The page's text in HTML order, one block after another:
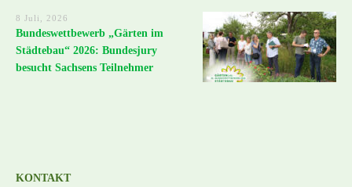
8 Juli, 2026
Bundeswettbewerb „Gärten im
Städtebau“ 2026: Bundesjury
besucht Sachsens Teilnehmer
KONTAKT